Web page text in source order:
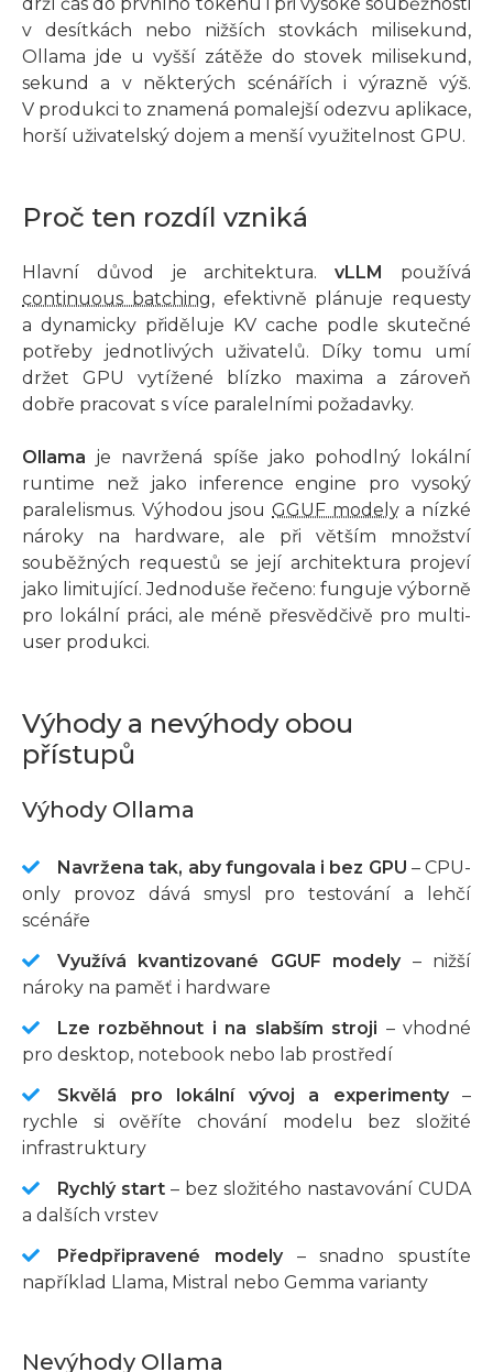
v desítkách nebo nižších stovkách milisekund,
Ollama jde u vyšší zátěže do stovek milisekund,
sekund a v některých scénářích i výrazně výš.
V produkci to znamená pomalejší odezvu aplikace,
horší uživatelský dojem a menší využitelnost GPU.
Proč ten rozdíl vzniká
Hlavní důvod je architektura.vLLM
používá
continuous batching, efektivně plánuje requesty
a dynamicky přiděluje KV cache podle skutečné
potřeby jednotlivých uživatelů. Díky tomu umí
držet GPU vytížené blízko maxima a zároveň
dobře pracovat s více paralelními požadavky.
Ollama je navržená spíše jako pohodlný lokální
runtime než jako inference engine pro vysoký
paralelismus. Výhodou jsou GGUF modelya nízké
nároky na hardware, ale při větším množství
souběžných requestů se její architektura projeví
jako limitující. Jednoduše řečeno: funguje výborně
pro lokální práci, ale méně přesvědčivě pro multi-
user produkci.
Výhody a nevýhody obou
přístupů
Výhody Ollama
Navržena tak, aby fungovala i bez GPU – CPU-
only provoz dává smysl pro testování a lehčí
scénáře
Využívá kvantizované GGUF modely– nižší
nároky na paměť i hardware
Lze rozběhnout i na slabším stroji – vhodné
pro desktop, notebook nebo lab prostředí
Skvělá pro lokální vývoj a experimenty–
rychle si ověříte chování modelu bez složité
infrastruktury
Rychlý start – bez složitého nastavování CUDA
a dalších vrstev
Předpřipravené modely– snadno spustíte
například Llama, Mistral nebo Gemma varianty
Nevýhody Ollama